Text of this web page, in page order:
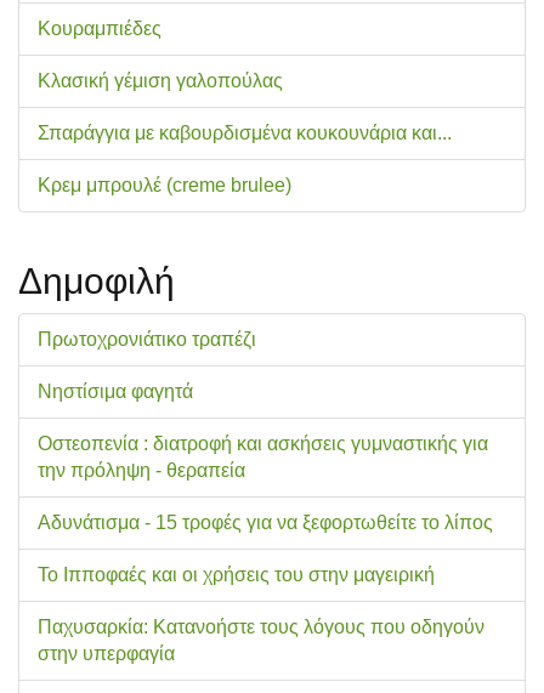
Κουραμπιέδες
Κλασική γέμιση γαλοπούλας
Σπαράγγια με καβουρδισμένα κουκουνάρια και...
Κρεμ μπρουλέ (creme brulee)
Δημοφιλή
Πρωτοχρονιάτικο τραπέζι
Νηστίσιμα φαγητά
Οστεοπενία : διατροφή και ασκήσεις γυμναστικής για
την πρόληψη - θεραπεία
Αδυνάτισμα - 15 τροφές για να ξεφορτωθείτε το λίπος
Το Ιπποφαές και οι χρήσεις του στην μαγειρική
Παχυσαρκία: Κατανοήστε τους λόγους που οδηγούν
στην υπερφαγία